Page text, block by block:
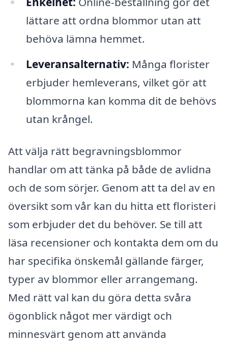
lättare att ordna blommor utan att
behöva lämna hemmet.
Leveransalternativ: Många florister
erbjuder hemleverans, vilket gör att
blommorna kan komma dit de behövs
utan krångel.
Att välja rätt begravningsblommor
handlar om att tänka på både de avlidna
och de som sörjer. Genom att ta del av en
översikt som vår kan du hitta ett floristeri
som erbjuder det du behöver. Se till att
läsa recensioner och kontakta dem om du
har specifika önskemål gällande färger,
typer av blommor eller arrangemang.
Med rätt val kan du göra detta svåra
ögonblick något mer värdigt och
minnesvärt genom att använda